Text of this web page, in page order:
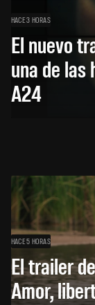
HACE 3 HORAS
El nuevo
una de las
A24
HACE 5 HORAS
El trailer
Amor,